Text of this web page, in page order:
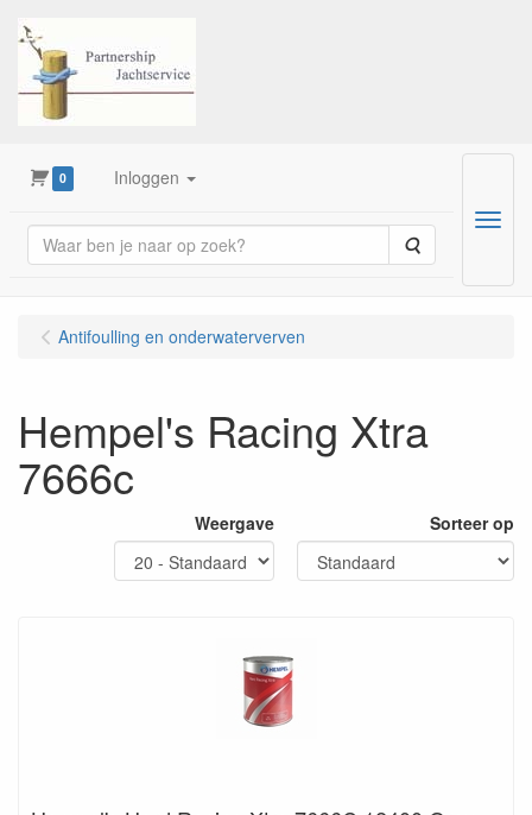
0 Inloggen
Zoeken
Menu
Antifoulling en onderwaterverven
Hempel's Racing Xtra
7666c
Weergave Sorteer op